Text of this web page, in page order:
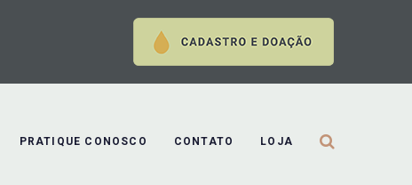
PRATIQUE CONOSCO CONTATO LOJA